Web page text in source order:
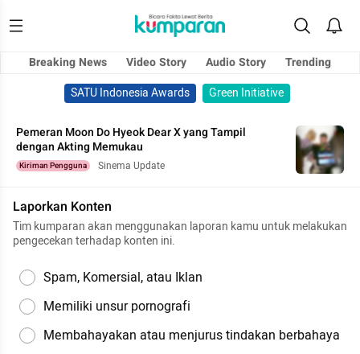
Breaking News Video Story Audio Story
Trending
SATU Indonesia Awards
Green Initiative
Pemeran Moon Do Hyeok Dear X yang Tampil
dengan Akting Memukau
Kiriman Pengguna Sinema Update
Laporkan Konten
Tim kumparan akan menggunakan laporan kamu untuk melakukan
pengecekan terhadap konten ini.
Spam, Komersial, atau Iklan
Memiliki unsur pornografi
Membahayakan atau menjurus tindakan berbahaya